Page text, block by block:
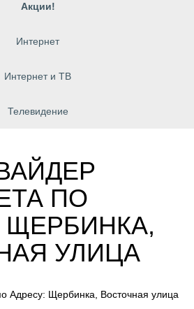
Акции!
Интернет
Интернет и ТВ
Телевидение
ПО
ЩЕРБИНКА,
УЛИЦА
Адресу: Щербинка, Восточная улица